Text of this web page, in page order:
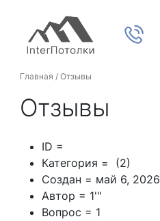
Главная / Отзывы
Отзывы
ID =
Категория = (2)
Создан = май 6, 2026
Автор = 1'"
Вопрос = 1